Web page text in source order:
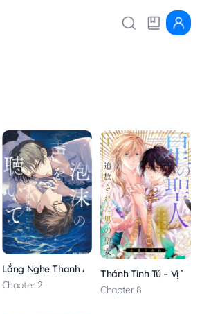
Lắng Nghe Thanh Âm Của Sóng Biển
Chapter 2
Thánh Tinh Tú – Vị
Chapter 8